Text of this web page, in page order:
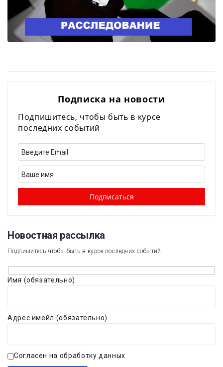
Подписка на новости
Подпишитесь, чтобы быть в курсе
последних событий
Новостная рассылка​
Подпишитесь чтобы быть в курсе последних событий
Имя (обязательно)
Адрес имейл (обязательно)
Согласен на обработку данных